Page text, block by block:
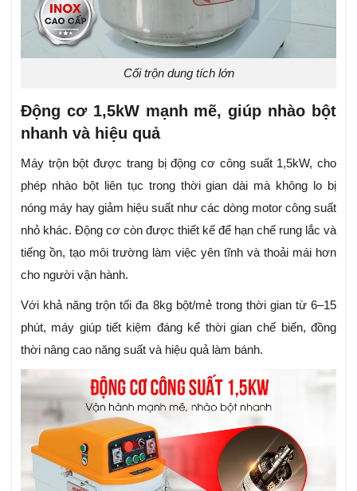
Cối trộn dung tích lớn
Động cơ 1,5kW mạnh mẽ, giúp nhào bột
nhanh và hiệu quả
Máy trộn bột được trang bị động cơ công suất 1,5kW, cho
phép nhào bột liên tục trong thời gian dài mà không lo bị
nóng máy hay giảm hiệu suất như các dòng motor công suất
nhỏ khác. Động cơ còn được thiết kế để hạn chế rung lắc và
tiếng ồn, tạo môi trường làm việc yên tĩnh và thoải mái hơn
cho người vận hành.
Với khả năng trộn tối đa 8kg bột/mẻ trong thời gian từ 6–15
phút, máy giúp tiết kiệm đáng kể thời gian chế biến, đồng
thời nâng cao năng suất và hiệu quả làm bánh.